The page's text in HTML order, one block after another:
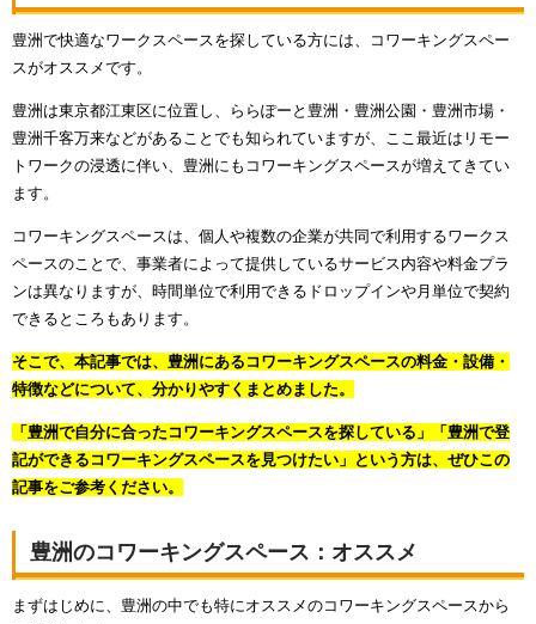
豊洲で快適なワークスペースを探している方には、コワーキングスペー
スがオススメです。
豊洲は東京都江東区に位置し、ららぽーと豊洲・豊洲公園・豊洲市場・
豊洲千客万来などがあることでも知られていますが、ここ最近はリモー
トワークの浸透に伴い、豊洲にもコワーキングスペースが増えてきてい
ます。
コワーキングスペースは、個人や複数の企業が共同で利用するワークス
ペースのことで、事業者によって提供しているサービス内容や料金プラ
ンは異なりますが、時間単位で利用できるドロップインや月単位で契約
できるところもあります。
そこで、本記事では、豊洲にあるコワーキングスペースの料金・設備・
特徴などについて、分かりやすくまとめました。
「豊洲で自分に合ったコワーキングスペースを探している」「豊洲で登
記ができるコワーキングスペースを見つけたい」という方は、ぜひこの
記事をご参考ください。
豊洲のコワーキングスペース：オススメ
まずはじめに、豊洲の中でも特にオススメのコワーキングスペースから